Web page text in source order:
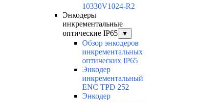
10330V1024-R2
Энкодеры
инкрементальные
оптические IP65
▼
Обзор энкодеров
инкрементальных
оптических IP65
Энкодер
инкрементальный
ENC TPD 252
Энкодер